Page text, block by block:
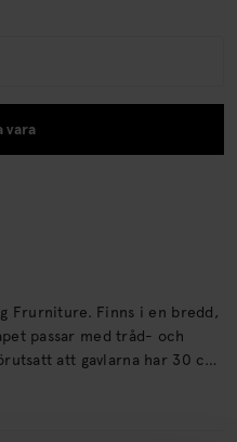
vara
i en bredd,
att gavlarna har 30 cm